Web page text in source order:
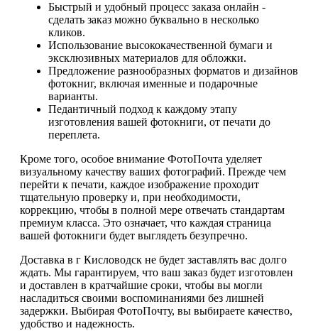
Быстрый и удобный процесс заказа онлайн -
сделать заказ можно буквально в несколько
кликов.
Использование высококачественной бумаги и
эксклюзивных материалов для обложки.
Предложение разнообразных форматов и дизайнов
фотокниг, включая именные и подарочные
варианты.
Педантичный подход к каждому этапу
изготовления вашей фотокниги, от печати до
переплета.
Кроме того, особое внимание ФотоПочта уделяет
визуальному качеству ваших фотографий. Прежде чем
перейти к печати, каждое изображение проходит
тщательную проверку и, при необходимости,
коррекцию, чтобы в полной мере отвечать стандартам
премиум класса. Это означает, что каждая страница
вашей фотокниги будет выглядеть безупречно.
Доставка в г Кисловодск не будет заставлять вас долго
ждать. Мы гарантируем, что ваш заказ будет изготовлен
и доставлен в кратчайшие сроки, чтобы вы могли
насладиться своими воспоминаниями без лишней
задержки. Выбирая ФотоПочту, вы выбираете качество,
удобство и надежность.